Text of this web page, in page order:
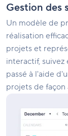
Gestion des
Un modèle de
réalisation
projets et
interactif,
passé à l'aide
projets de façon
planning